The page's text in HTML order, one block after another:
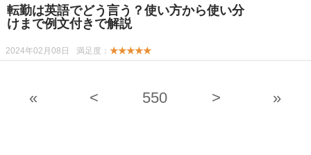
転勤は英語でどう言う？使い方から使い分
けまで例文付きで解説
2024年02月08日 満足度： ★★★★★
« < 550 > »